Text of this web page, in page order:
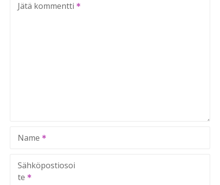
Jätä kommentti
Name
Sähköpostiosoi
te